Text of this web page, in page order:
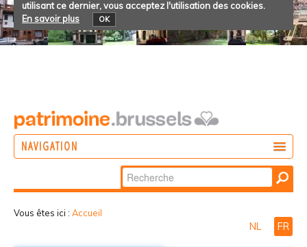
utilisant ce dernier, vous acceptez l'utilisation des cookies.
En savoir plus
OK
NAVIGATION
Chercher par
Recherche
Vous êtes ici : Accueil
NL FR